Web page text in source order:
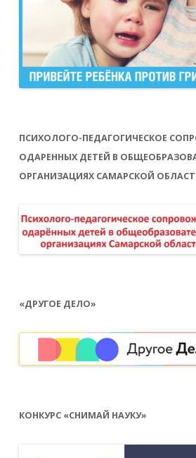
ПСИХОЛОГО-ПЕДАГОГИЧЕСКОЕ
ОДАРЕННЫХ ДЕТЕЙ В
ОРГАНИЗАЦИЯХ САМАРСКОЙ
«ДРУГОЕ ДЕЛО»
КОНКУРС «СНИМАЙ НАУКУ»